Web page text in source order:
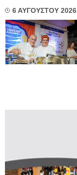
6 ΑΥΓΟΥΣΤΟΥ 2026